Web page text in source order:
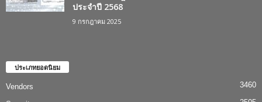
ประจำปี 2568
9 กรกฎาคม 2025
ประเภทยอดนิยม
Vendors 3460